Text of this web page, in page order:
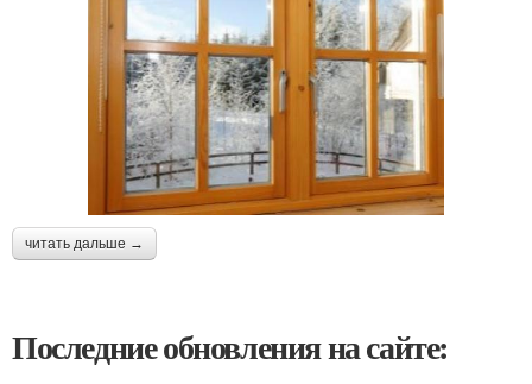
читать дальше →
Последние обновления на сайте: